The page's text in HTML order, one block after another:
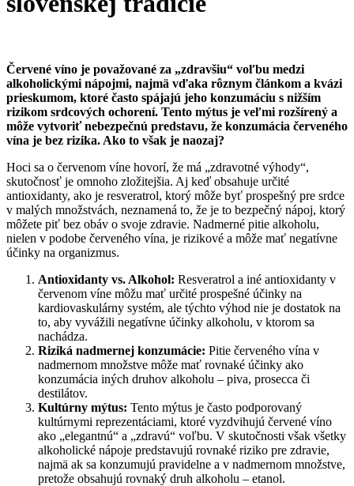
Červené víno je považované za „zdravšiu“ voľbu medzi
alkoholickými nápojmi, najmä vďaka rôznym článkom a kvázi
prieskumom, ktoré často spájajú jeho konzumáciu s nižším
rizikom srdcových ochorení. Tento mýtus je veľmi rozšírený a
môže vytvoriť nebezpečnú predstavu, že konzumácia červeného
vína je bez rizika. Ako to však je naozaj?
Hoci sa o červenom víne hovorí, že má „zdravotné výhody“,
skutočnosť je omnoho zložitejšia. Aj keď obsahuje určité
antioxidanty, ako je resveratrol, ktorý môže byť prospešný pre srdce
v malých množstvách, neznamená to, že je to bezpečný nápoj, ktorý
môžete piť bez obáv o svoje zdravie. Nadmerné pitie alkoholu,
nielen v podobe červeného vína, je rizikové a môže mať negatívne
účinky na organizmus.
Antioxidanty vs. Alkohol: Resveratrol a iné antioxidanty v
červenom víne môžu mať určité prospešné účinky na
kardiovaskulárny systém, ale týchto výhod nie je dostatok na
to, aby vyvážili negatívne účinky alkoholu, v ktorom sa
nachádza.
Riziká nadmernej konzumácie: Pitie červeného vína v
nadmernom množstve môže mať rovnaké účinky ako
konzumácia iných druhov alkoholu – piva, prosecca či
destilátov.
Kultúrny mýtus: Tento mýtus je často podporovaný
kultúrnymi reprezentáciami, ktoré vyzdvihujú červené víno
ako „elegantnú“ a „zdravú“ voľbu. V skutočnosti však všetky
alkoholické nápoje predstavujú rovnaké riziko pre zdravie,
najmä ak sa konzumujú pravidelne a v nadmernom množstve,
pretože obsahujú rovnaký druh alkoholu – etanol.